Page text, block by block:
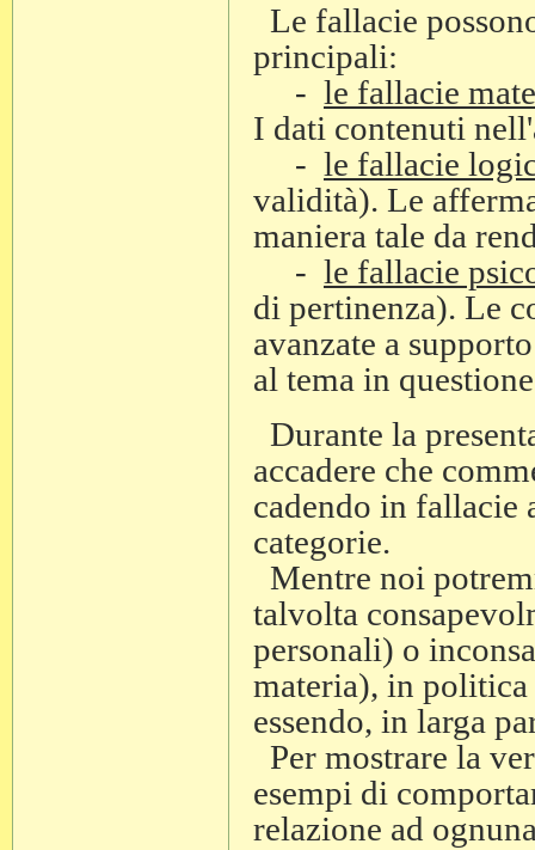
Le fallacie
principali:
- le fallacie
I dati contenuti
- le fallacie
validità). Le
maniera tale da
- le fallacie
di pertinenza). Le
avanzate a
al tema in
Durante la
accadere che
cadendo in fallacie
categorie.
Mentre noi
talvolta
personali) o
materia), in politica
essendo, in larga
Per mostrare la
esempi di
relazione ad